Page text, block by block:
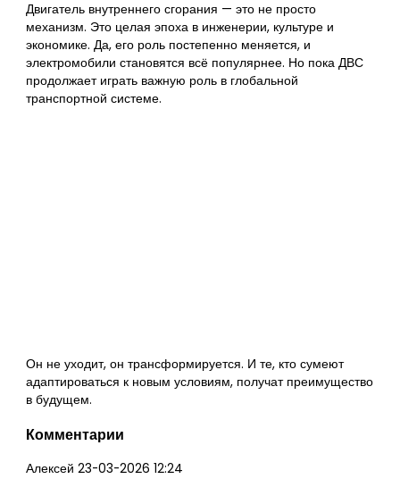
Двигатель внутреннего сгорания — это не просто
механизм. Это целая эпоха в инженерии, культуре и
экономике. Да, его роль постепенно меняется, и
электромобили становятся всё популярнее. Но пока ДВС
продолжает играть важную роль в глобальной
транспортной системе.
Он не уходит, он трансформируется. И те, кто сумеют
адаптироваться к новым условиям, получат преимущество
в будущем.
Комментарии
Алексей 23-03-2026 12:24